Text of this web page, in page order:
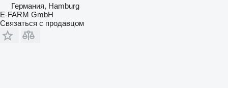
Германия, Hamburg
E-FARM GmbH
Связаться с продавцом